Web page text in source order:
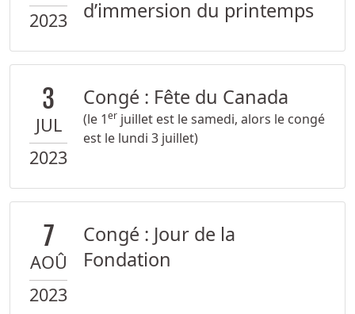
2023
d’immersion du printemps
3
JUL
2023
Congé : Fête du Canada
(le 1er juillet est le samedi, alors le congé
est le lundi 3 juillet)
7
AOÛ
2023
Congé : Jour de la
Fondation